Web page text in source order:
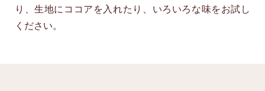
り、生地にココアを入れたり、いろいろな味をお試し
ください。